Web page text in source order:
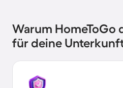
Warum HomeToGo
für deine